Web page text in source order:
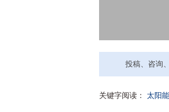
投稿、咨询
关键字阅读： 太阳